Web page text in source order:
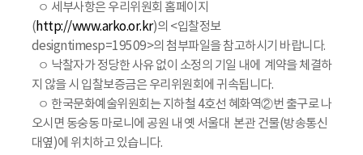
ㅇ 세부사항은 우리위원회 홈페이지
(http://www.arko.or.kr)의 <입찰정보
designtimesp=19509>의 첨부파일을 참고하시기 바랍니다.
ㅇ 낙찰자가 정당한 사유 없이 소정의 기일 내에 계약을 체결하
지 않을 시 입찰보증금은 우리위원회에 귀속됩니다.
ㅇ 한국문화예술위원회는 지하철 4호선 혜화역②번 출구로 나
오시면 동숭동 마로니에 공원 내 옛 서울대 본관 건물(방송통신
대옆)에 위치하고 있습니다.